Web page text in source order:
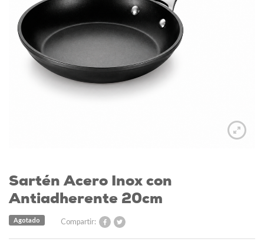
Sartén Acero Inox con
Antiadherente 20cm
Compartir:
Agotado